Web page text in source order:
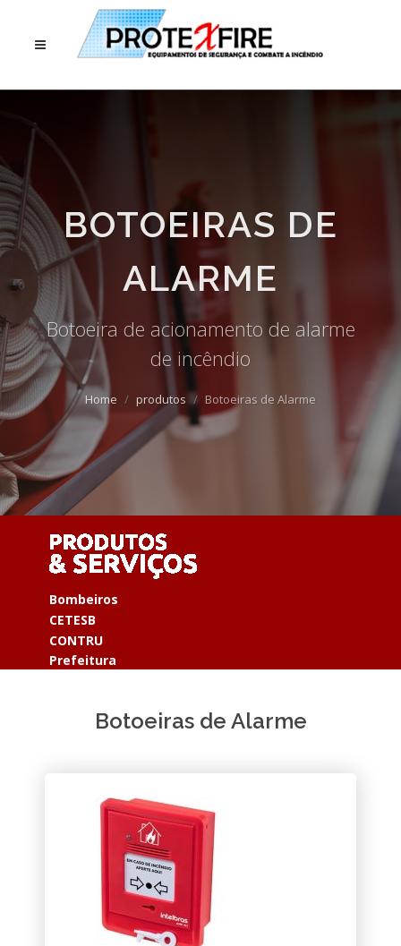
BOTOEIRAS DE
ALARME
Botoeira de acionamento de alarme
de incêndio
Home produtos Botoeiras de Alarme
Bombeiros
CETESB
CONTRU
Prefeitura
Botoeiras de Alarme